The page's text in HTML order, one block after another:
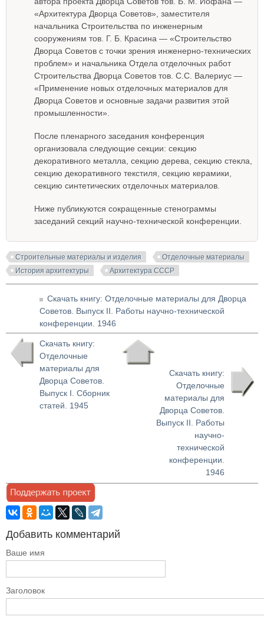
«Архитектура Дворца Советов», заместителя
начальника Строительства по инженерным
сооружениям тов. Г. Б. Красина — «Строительство
Дворца Советов с точки зрения инженерно-технических
проблем» и начальника Отдела отделочных работ
Строительства Дворца Советов тов. С.С. Валериус —
«Применение новых отделочных материалов для
Дворца Советов и основные задачи развития этой
промышленности».
После пленарного заседания конференция
организовала следующие секции: секцию
декоративного металла, секцию дерева, секцию стекла,
секцию декоративного текстиля, секцию керамики,
секцию синтетических отделочных материалов.
Ниже публикуются сокращенные стенограммы
заседаний секций научно-технической конференции.
Строительные материалы и изделия
Отделочные материалы
История архитектуры
Архитектура СССР
Скачать книгу: Отделочные материалы для Дворца
Советов. Выпуск II. Работы научно-технической
конференции. 1946
Скачать книгу:
Отделочные
материалы для
Дворца Советов.
Выпуск I. Сборник
статей. 1945
Скачать книгу:
Отделочные
материалы для
Дворца Советов.
Выпуск II. Работы
научно-
технической
конференции.
1946
Добавить комментарий
Ваше имя
Заголовок